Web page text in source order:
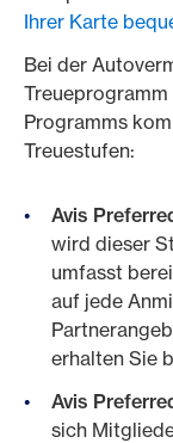
Ihrer Karte
Bei der
Treueprogramm
Programms
Treuestufen:
Avis
wird dieser
umfasst
auf jede
erhalten Sie
Avis
sich